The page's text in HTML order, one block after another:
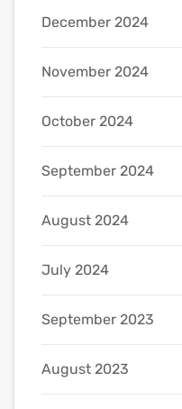
December 2024
November 2024
October 2024
September 2024
August 2024
July 2024
September 2023
August 2023